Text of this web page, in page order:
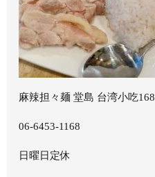
麻辣担々麺 堂島 台湾小吃168
06-6453-1168
日曜日定休